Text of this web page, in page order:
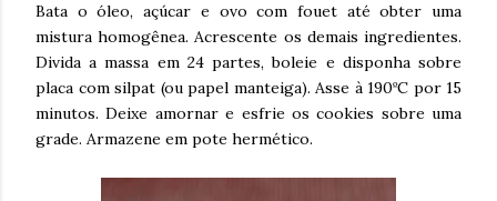
Bata o óleo, açúcar e ovo com fouet até obter uma
mistura homogênea. Acrescente os demais ingredientes.
Divida a massa em 24 partes, boleie e disponha sobre
placa com silpat (ou papel manteiga). Asse à 190ºC por 15
minutos. Deixe amornar e esfrie os cookies sobre uma
grade. Armazene em pote hermético.